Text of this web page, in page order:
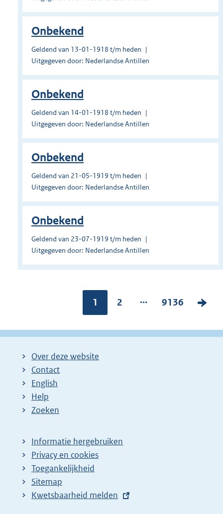
Onbekend
Geldend van 13-01-1918 t/m heden
Uitgegeven door: Nederlandse Antillen
Onbekend
Geldend van 14-01-1918 t/m heden
Uitgegeven door: Nederlandse Antillen
Onbekend
Geldend van 21-05-1919 t/m heden
Uitgegeven door: Nederlandse Antillen
Onbekend
Geldend van 23-07-1919 t/m heden
Uitgegeven door: Nederlandse Antillen
Pagina:
1
P
g
2 ...
P
g
9136
V
l
Over deze website
Contact
English
Help
Zoeken
Informatie hergebruiken
Privacy en cookies
Toegankelijkheid
Sitemap
E
Kwetsbaarheid melden